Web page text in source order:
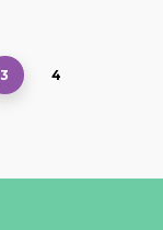
3 4